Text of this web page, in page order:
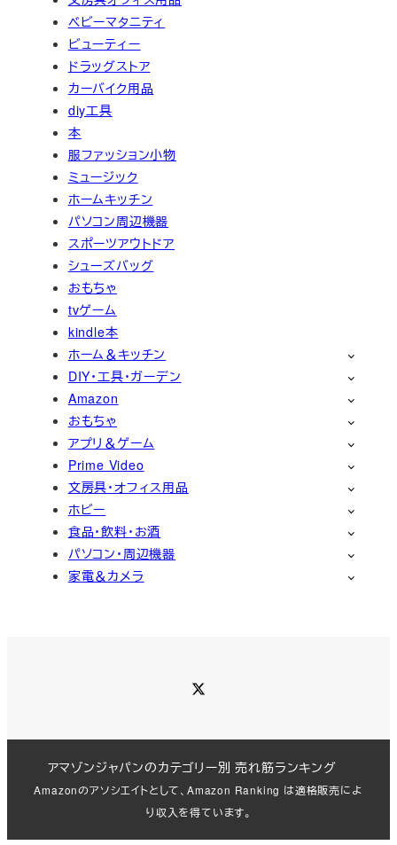
ベビーマタニティ
ビューティー
ドラッグストア
カーバイク用品
diy工具
本
服ファッション小物
ミュージック
ホームキッチン
パソコン周辺機器
スポーツアウトドア
シューズバッグ
おもちゃ
tvゲーム
kindle本
ホーム＆キッチン
DIY・工具・ガーデン
Amazon
おもちゃ
アプリ＆ゲーム
Prime Video
文房具・オフィス用品
ホビー
食品・飲料・お酒
パソコン・周辺機器
家電＆カメラ
アマゾンジャパンのカテゴリー別 売れ筋ランキング
Amazonのアソシエイトとして、Amazon Ranking は適格販売によ
り収入を得ています。